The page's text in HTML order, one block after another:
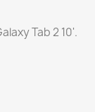
Tab 2 10'.